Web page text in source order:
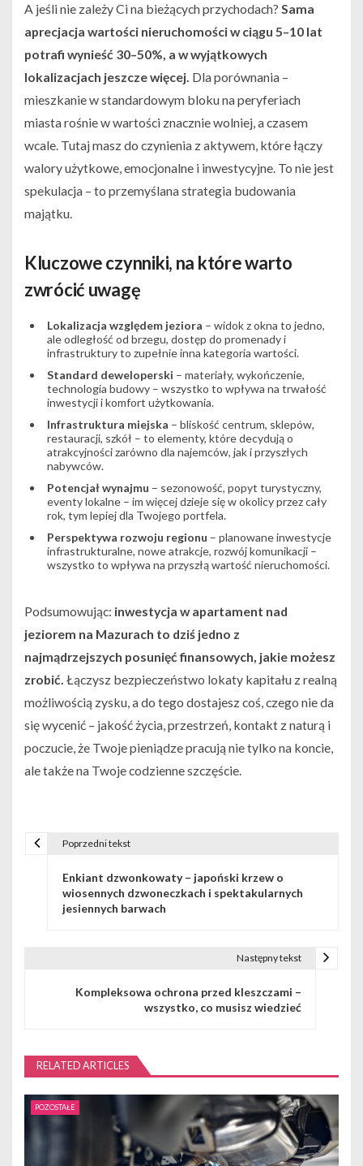
A jeśli nie zależy Ci na bieżących przychodach? Sama
aprecjacja wartości nieruchomości w ciągu 5–10 lat
potrafi wynieść 30–50%, a w wyjątkowych
lokalizacjach jeszcze więcej. Dla porównania –
mieszkanie w standardowym bloku na peryferiach
miasta rośnie w wartości znacznie wolniej, a czasem
wcale. Tutaj masz do czynienia z aktywem, które łączy
walory użytkowe, emocjonalne i inwestycyjne. To nie jest
spekulacja – to przemyślana strategia budowania
majątku.
Kluczowe czynniki, na które warto
zwrócić uwagę
Lokalizacja względem jeziora – widok z okna to jedno,
ale odległość od brzegu, dostęp do promenady i
infrastruktury to zupełnie inna kategoria wartości.
Standard deweloperski – materiały, wykończenie,
technologia budowy – wszystko to wpływa na trwałość
inwestycji i komfort użytkowania.
Infrastruktura miejska – bliskość centrum, sklepów,
restauracji, szkół – to elementy, które decydują o
atrakcyjności zarówno dla najemców, jak i przyszłych
nabywców.
Potencjał wynajmu – sezonowość, popyt turystyczny,
eventy lokalne – im więcej dzieje się w okolicy przez cały
rok, tym lepiej dla Twojego portfela.
Perspektywa rozwoju regionu – planowane inwestycje
infrastrukturalne, nowe atrakcje, rozwój komunikacji –
wszystko to wpływa na przyszłą wartość nieruchomości.
Podsumowując: inwestycja w apartament nad
jeziorem na Mazurach to dziś jedno z
najmądrzejszych posunięć finansowych, jakie możesz
zrobić. Łączysz bezpieczeństwo lokaty kapitału z realną
możliwością zysku, a do tego dostajesz coś, czego nie da
się wycenić – jakość życia, przestrzeń, kontakt z naturą i
poczucie, że Twoje pieniądze pracują nie tylko na koncie,
ale także na Twoje codzienne szczęście.
j
a
w
Poprzedni tekst
Enkiant dzwonkowaty – japoński krzew o
wiosennych dzwoneczkach i spektakularnych
jesiennych barwach
Następny tekst
Kompleksowa ochrona przed kleszczami –
wszystko, co musisz wiedzieć
RELATED ARTICLES
POZOSTAŁE